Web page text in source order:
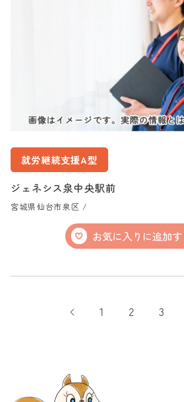
就労継続支援A型
ジェネシス泉中央駅前
宮城県仙台市泉区 /
お気に入りに追加す
1 2 3